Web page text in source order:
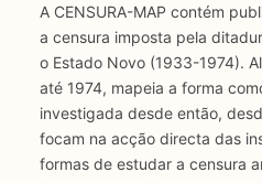
A CENSURA-MAP contém
a censura imposta pela
o Estado Novo (1933-1974).
até 1974, mapeia a forma
investigada desde então,
focam na acção directa das
formas de estudar a censura